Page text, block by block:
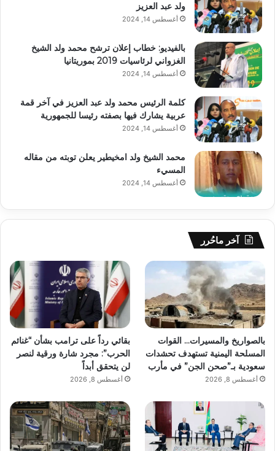
ولد عبد العزيز
أغسطس 14, 2024
بالفيديو: خطاب إعلان ترشح محمد ولد الشيخ
الغزواني لرئاسيات 2019 بموريتانيا
أغسطس 14, 2024
كلمة الرئيس محمد ولد عبد العزيز في آخر قمة
عربية يشارك فيها بصفته رئيسا للجمهورية
أغسطس 14, 2024
محمد الشيخ ولد امخيطير يعلن توبته من مقاله
المسيء
أغسطس 14, 2024
آخر ماحُرر
بالصواريخ والمسيرات… القوات
المسلحة اليمنية تستهدف تحشدات
سعودية بـ”صحن الجن” في مأرب
أغسطس 8, 2026
بقائي رداً على ترامب بشأن “غنائم
الحرب”: مجرد شارة ورقية لنصر
لن يتحقق أبداً
أغسطس 8, 2026